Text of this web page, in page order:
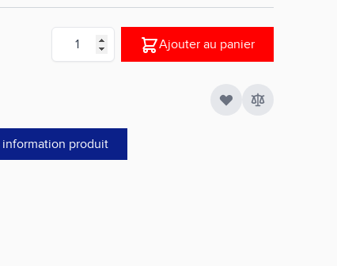
Quantité
Ajouter au panier
information produit